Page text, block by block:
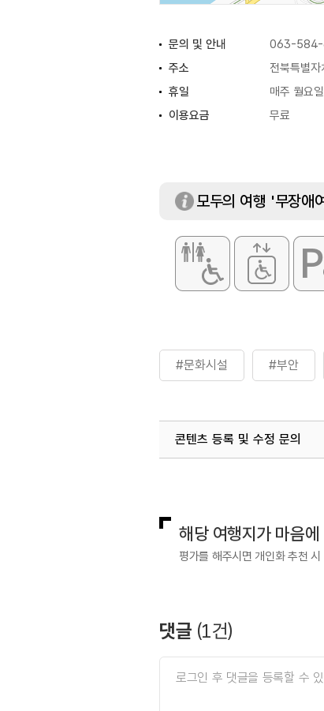
문의 및 안내 063-
주소
전북특별
휴일
매주 월요
이용요금
무료
모두의 여행 '무장애
#문화시설 #부안
콘텐츠 등록 및 수정 문의
해당 여행지가 마음
평가를 해주시면 개인화 추천
댓글 (1건)